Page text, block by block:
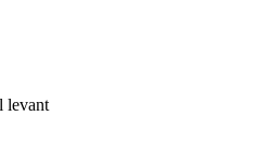
levant